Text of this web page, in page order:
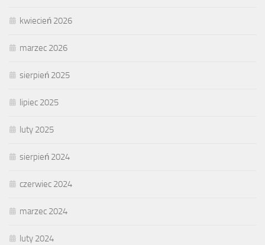
kwiecień 2026
marzec 2026
sierpień 2025
lipiec 2025
luty 2025
sierpień 2024
czerwiec 2024
marzec 2024
luty 2024